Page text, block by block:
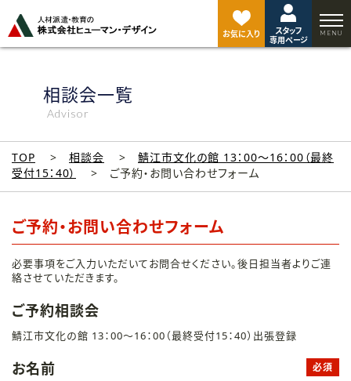
お気に入り
スタッフ
専用ページ
相談会一覧
Advisor
TOP 相談会
鯖江市文化の館 13：00～16：00（最終
受付15：40）
ご予約・お問い合わせフォーム
ご予約・お問い合わせフォーム
必要事項をご入力いただいてお問合せください。後日担当者よりご連
絡させていただきます。
ご予約相談会
鯖江市文化の館 13：00～16：00（最終受付15：40）出張登録
お名前 必須
ジ
ト